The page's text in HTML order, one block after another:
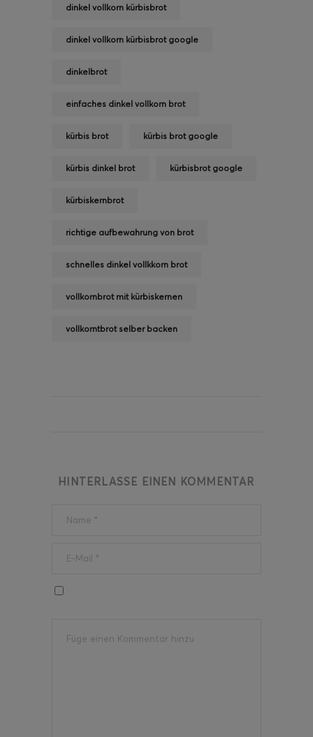
dinkel vollkorn kürbisbrot
dinkel vollkorn kürbisbrot google
dinkelbrot
einfaches dinkel vollkorn brot
kürbis brot kürbis brot google
kürbis dinkel brot kürbisbrot google
kürbiskernbrot
richtige aufbewahrung von brot
schnelles dinkel vollkkorn brot
vollkornbrot mit kürbiskernen
vollkorntbrot selber backen
HINTERLASSE EINEN KOMMENTAR